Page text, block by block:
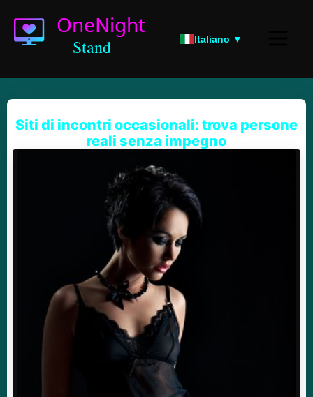
Italiano ▼
Siti di incontri occasionali: trova persone
reali senza impegno